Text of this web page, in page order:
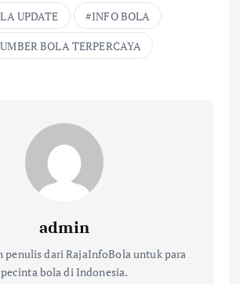
UPDATE
INFO BOLA
BOLA TERPERCAYA
admin
penulis dari RajaInfoBola untuk para
pecinta bola di Indonesia.